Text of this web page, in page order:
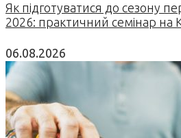
Як підготуватися до сезону
2026: практичний семінар на
06.08.2026